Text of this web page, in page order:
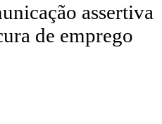
assertiva
de emprego